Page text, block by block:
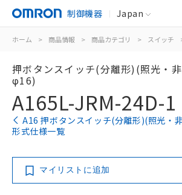
制御機器 Japan
ホーム > 商品情報 > 商品カテゴリ > スイッチ
押ボタンスイッチ(分離形)(照光・
φ16)
A165L-JRM-24D-1
A16 押ボタンスイッチ(分離形)(照光・
形式仕様一覧
マイリストに追加